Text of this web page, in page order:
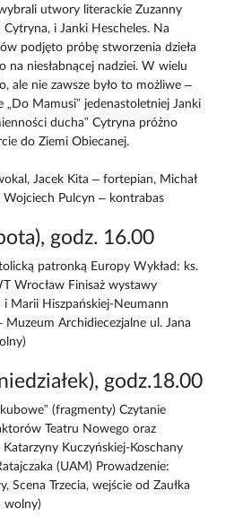
utwory literackie Zuzanny
i Janki Hescheles. Na
podjęto próbę stworzenia dzieła
na niesłabnącej nadziei. W wielu
ale nie zawsze było to możliwe –
„Do Mamusi” jedenastoletniej Janki
ducha” Cytryna próżno
do Ziemi Obiecanej.
Jacek Kita – fortepian, Michał
Wojciech Pulcyn – kontrabas
godz. 16.00
patronką Europy Wykład: ks.
Wrocław Finisaż wystawy
i Marii Hiszpańskiej-Neumann
Muzeum Archidiecezjalne ul. Jana
godz.18.00
(fragmenty) Czytanie
Teatru Nowego oraz
Kuczyńskiej-Koschany
(UAM) Prowadzenie:
Scena Trzecia, wejście od Zaułka
wolny)